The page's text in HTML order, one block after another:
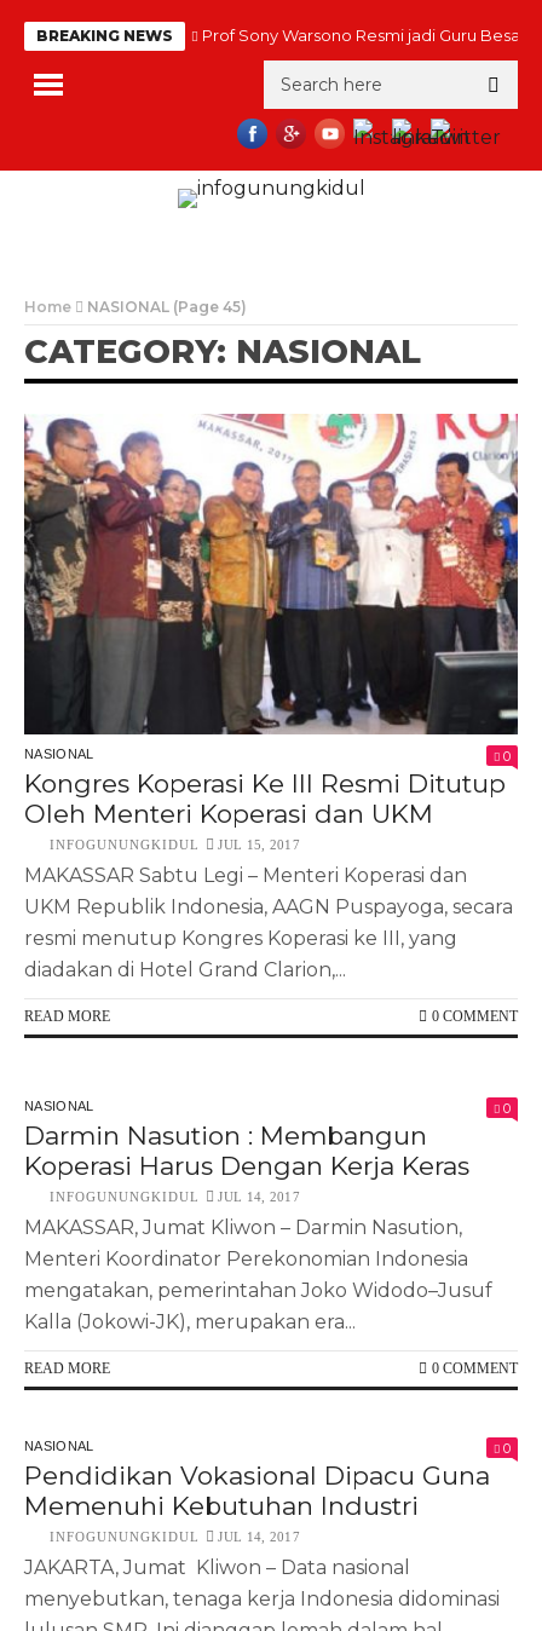
BREAKING NEWS Prof Sony Warsono Resmi jadi Guru Besar
Home NASIONAL (Page 45)
CATEGORY: NASIONAL
NASIONAL 0
Kongres Koperasi Ke III Resmi Ditutup
Oleh Menteri Koperasi dan UKM
INFOGUNUNGKIDUL JUL 15, 2017
MAKASSAR Sabtu Legi – Menteri Koperasi dan
UKM Republik Indonesia, AAGN Puspayoga, secara
resmi menutup Kongres Koperasi ke III, yang
diadakan di Hotel Grand Clarion,...
READ MORE 0 COMMENT
NASIONAL 0
Darmin Nasution : Membangun
Koperasi Harus Dengan Kerja Keras
INFOGUNUNGKIDUL JUL 14, 2017
MAKASSAR, Jumat Kliwon – Darmin Nasution,
Menteri Koordinator Perekonomian Indonesia
mengatakan, pemerintahan Joko Widodo–Jusuf
Kalla (Jokowi-JK), merupakan era...
READ MORE 0 COMMENT
NASIONAL 0
Pendidikan Vokasional Dipacu Guna
Memenuhi Kebutuhan Industri
INFOGUNUNGKIDUL JUL 14, 2017
JAKARTA, Jumat Kliwon – Data nasional
menyebutkan, tenaga kerja Indonesia didominasi